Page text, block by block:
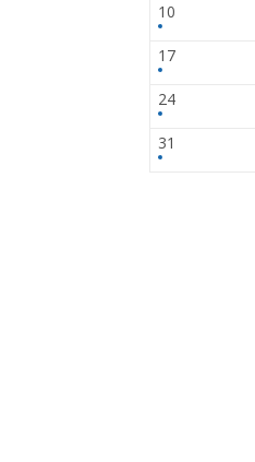
10
17
24
31